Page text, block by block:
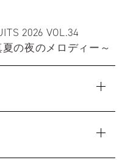
2026 VOL.34
の夜のメロディー～